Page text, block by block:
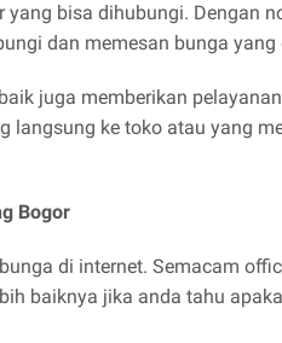
bisa dihubungi. Dengan
dan memesan bunga yang
juga memberikan
langsung ke toko atau yang
Bogor
di internet. Semacam
baiknya jika anda tahu